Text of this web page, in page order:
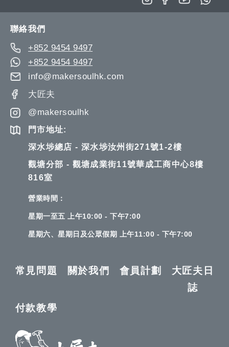
聯絡我們
+852 9454 9497
+852 9454 9497
info@makersoulhk.com
大匠夫
@makersoulhk
門市地址:
深水埗總店 - 深水埗汝州街271號1-2樓
觀塘分部 - 觀塘成業街11號華成工商中心8樓
816室
營業時間：
星期一至五 上午10:00 - 下午7:00
星期六、星期日及公眾假期 上午11:00 - 下午7:00
常見問題 關於我們 會員計劃
大匠夫日
誌
付款教學